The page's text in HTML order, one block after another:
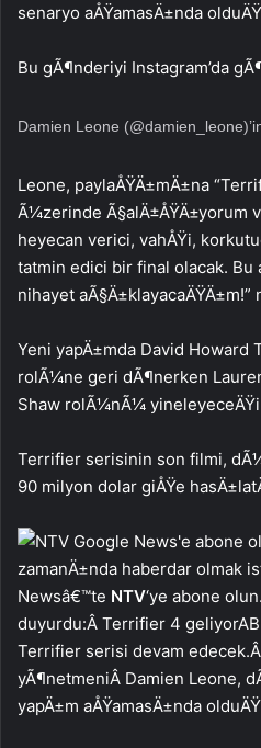
senaryo aÅŸamasÄ±nda
Bu gÃ¶nderiyi Instagram’da
Leone, paylaÅŸÄ±mÄ±na
Ã¼zerinde Ã§alÄ±ÅŸÄ±yorum
heyecan verici, vahÅŸi,
tatmin edici bir final olacak. Bu
nihayet
Yeni yapÄ±mda David Howard
rolÃ¼ne geri dÃ¶nerken
Shaw rolÃ¼nÃ¼
Terrifier serisinin son filmi,
90 milyon dolar giÅŸe
zamanÄ±nda haberdar olmak
Newsâ€™te NTV‘ye abone
duyurdu:Â Terrifier 4
Terrifier serisi devam
yÃ¶netmeniÂ Damien Leone,
yapÄ±m aÅŸamasÄ±nda